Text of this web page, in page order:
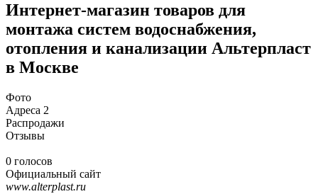
Интернет-магазин товаров для
монтажа систем водоснабжения,
отопления и канализации Альтерпласт
в Москве
Фото
Адреса 2
Распродажи
Отзывы
0 голосов
Официальный сайт
www.alterplast.ru